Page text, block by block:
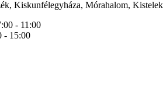
Kiskunfélegyháza, Mórahalom,
- 11:00
- 15:00